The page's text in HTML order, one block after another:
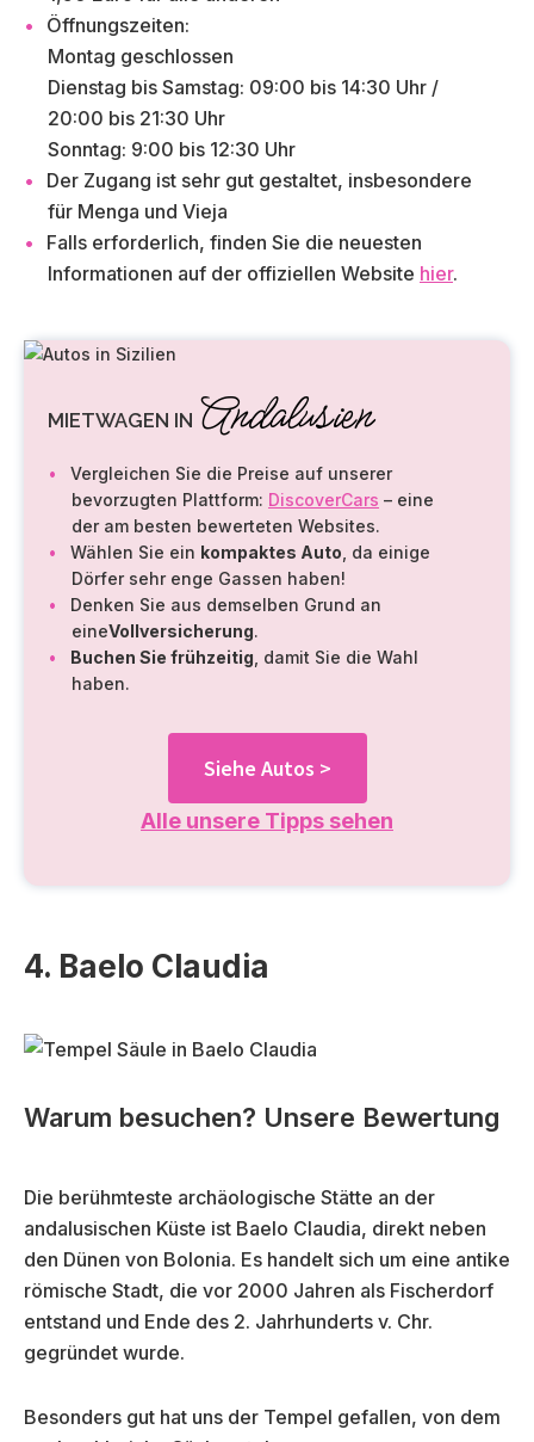
Öffnungszeiten:
Montag geschlossen
Dienstag bis Samstag: 09:00 bis 14:30 Uhr /
20:00 bis 21:30 Uhr
Sonntag: 9:00 bis 12:30 Uhr
Der Zugang ist sehr gut gestaltet, insbesondere
für Menga und Vieja
Falls erforderlich, finden Sie die neuesten
Informationen auf der offiziellen Website hier.
MIETWAGEN IN Andalusien
Vergleichen Sie die Preise auf unserer
bevorzugten Plattform: DiscoverCars – eine
der am besten bewerteten Websites.
Wählen Sie ein kompaktes Auto , da einige
Dörfer sehr enge Gassen haben!
Denken Sie aus demselben Grund an
eineVollversicherung.
Buchen Sie frühzeitig , damit Sie die Wahl
haben.
Siehe Autos >
Alle unsere Tipps sehen
4. Baelo Claudia
Warum besuchen? Unsere Bewertung
Die berühmteste archäologische Stätte an der
andalusischen Küste ist Baelo Claudia, direkt neben
den Dünen von Bolonia. Es handelt sich um eine antike
römische Stadt, die vor 2000 Jahren als Fischerdorf
entstand und Ende des 2. Jahrhunderts v. Chr.
gegründet wurde.
Besonders gut hat uns der Tempel gefallen, von dem